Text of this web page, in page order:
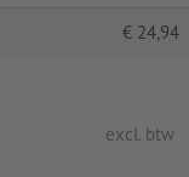
€ 24,94
excl. btw